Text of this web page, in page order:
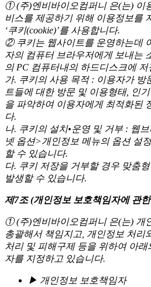
① (주)엔비바이오컴퍼니 은(는) 이
비스를 제공하기 위해 이용정보를
‘쿠키(cookie)’를 사용합니다.
② 쿠키는 웹사이트를 운영하는데
자의 컴퓨터 브라우저에게 보내는
의 PC 컴퓨터내의 하드디스크에
가. 쿠키의 사용 목적 : 이용자가 방
트들에 대한 방문 및 이용형태, 인
을 파악하여 이용자에게 최적화된
다.
나. 쿠키의 설치•운영 및 거부 : 웹
넷 옵션>개인정보 메뉴의 옵션 설
할 수 있습니다.
다. 쿠키 저장을 거부할 경우 맞춤
발생할 수 있습니다.
제7조 (개인정보 보호책임자에 관
①(주)엔비바이오컴퍼니은(는) 개
총괄해서 책임지고, 개인정보 처리
처리 및 피해구제 등을 위하여 아
자를 지정하고 있습니다.
▶ 개인정보 보호책임자